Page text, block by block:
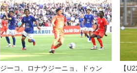
ジーコ、ロナウジーニョ、ドゥン
【